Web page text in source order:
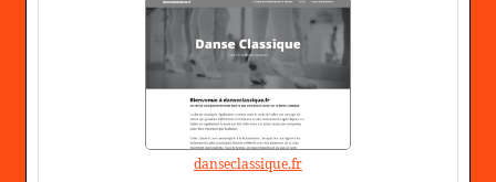
danseclassique.fr